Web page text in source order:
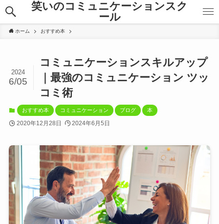
笑いのコミュニケーションスク
ール
ホーム おすすめ本
コミュニケーションスキルアップ
｜最強のコミュニケーション ツッ
コミ術
2024
6/05
おすすめ本 コミュニケーション ブログ 本
2020年12月28日 2024年6月5日